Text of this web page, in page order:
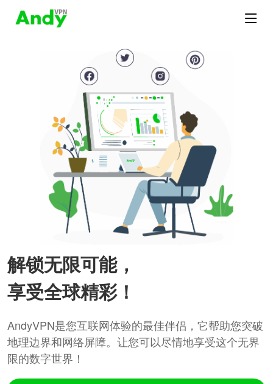
解锁无限可能，
享受全球精彩！
AndyVPN是您互联网体验的最佳伴侣，它帮助您突破
地理边界和网络屏障。让您可以尽情地享受这个无界
限的数字世界！